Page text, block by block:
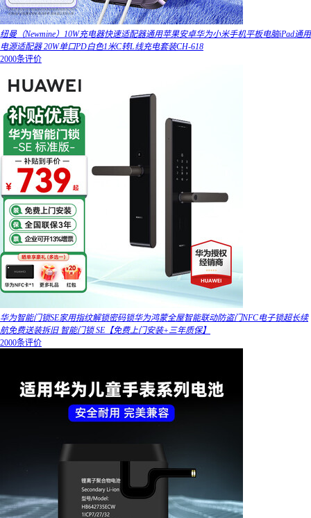
纽曼（Newmine）10W充电器快速适配器通用苹果安卓华为小米手机平板电脑iPad通用
电源适配器 20W单口PD白色1米C转L线充电套装CH-618
2000条评价
华为智能门锁SE家用指纹解锁密码锁华为鸿蒙全屋智能联动防盗门NFC电子锁超长续
航免费送装拆旧 智能门锁 SE【免费上门安装+三年质保】
2000条评价